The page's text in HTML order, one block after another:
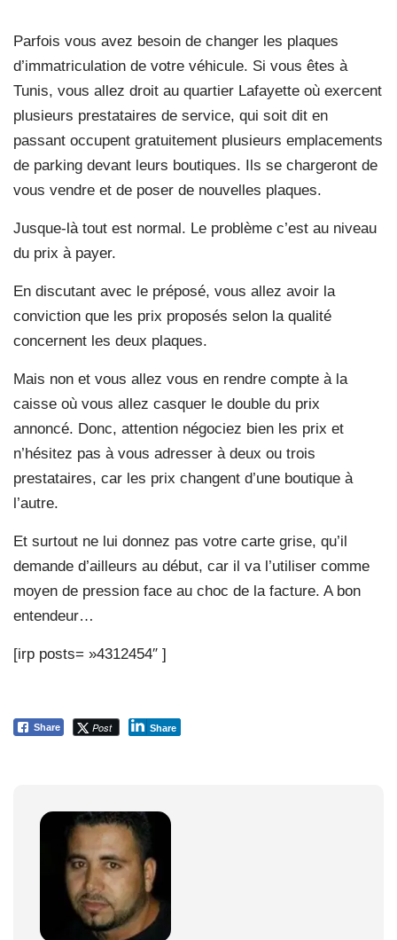
Parfois vous avez besoin de changer les plaques
d’immatriculation de votre véhicule. Si vous êtes à
Tunis, vous allez droit au quartier Lafayette où exercent
plusieurs prestataires de service, qui soit dit en
passant occupent gratuitement plusieurs emplacements
de parking devant leurs boutiques. Ils se chargeront de
vous vendre et de poser de nouvelles plaques.
Jusque-là tout est normal. Le problème c’est au niveau
du prix à payer.
En discutant avec le préposé, vous allez avoir la
conviction que les prix proposés selon la qualité
concernent les deux plaques.
Mais non et vous allez vous en rendre compte à la
caisse où vous allez casquer le double du prix
annoncé. Donc, attention négociez bien les prix et
n’hésitez pas à vous adresser à deux ou trois
prestataires, car les prix changent d’une boutique à
l’autre.
Et surtout ne lui donnez pas votre carte grise, qu’il
demande d’ailleurs au début, car il va l’utiliser comme
moyen de pression face au choc de la facture. A bon
entendeur…
[irp posts= »4312454″ ]
Share Post Share